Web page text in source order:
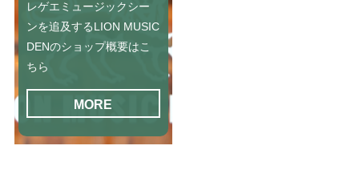
レゲエミュージックシー
ンを追及するLION MUSIC
DENのショップ概要はこ
ちら
MORE